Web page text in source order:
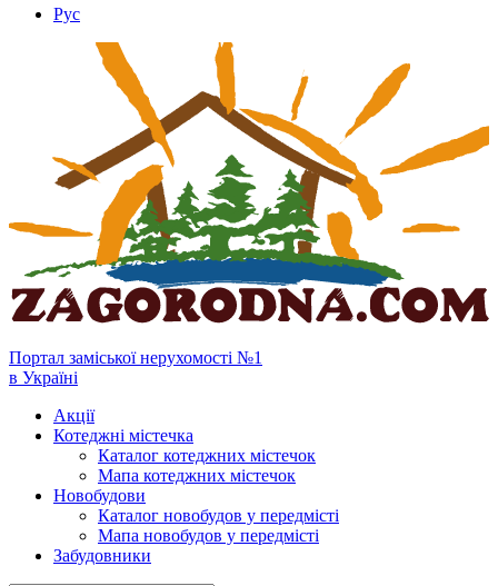
Рус
Портал заміської нерухомості №1
в Україні
Акції
Котеджні містечка
Каталог котеджних містечок
Мапа котеджних містечок
Новобудови
Каталог новобудов у передмісті
Мапа новобудов у передмісті
Забудовники